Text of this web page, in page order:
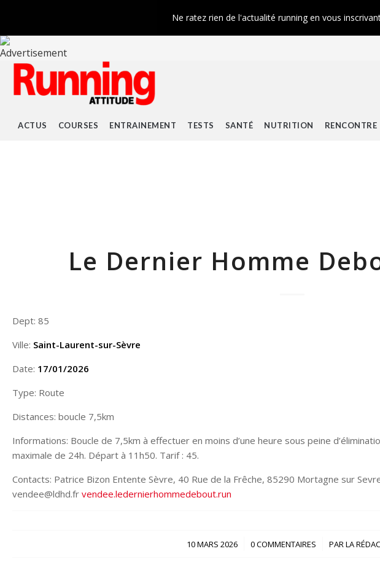
ACTUS COURSES ENTRAINEMENT TESTS SANTÉ NUTRITION RENCONTRE
Le Dernier Homme
Dept: 85
Ville: Saint-Laurent-sur-Sèvre
Date: 17/01/2026
Type: Route
Distances: boucle 7,5km
Informations: Boucle de 7,5km à effectuer en moins d’une heure sous peine
maximale de 24h. Départ à 11h50. Tarif : 45.
Contacts: Patrice Bizon Entente Sèvre, 40 Rue de la Frêche, 85290 Mortagne sur
vendee@ldhd.fr vendee.ledernierhommedebout.run
10 MARS 2026
/ 0 COMMENTAIRES
/ PARLA
Ne ratez rien de l'actualité running en vous